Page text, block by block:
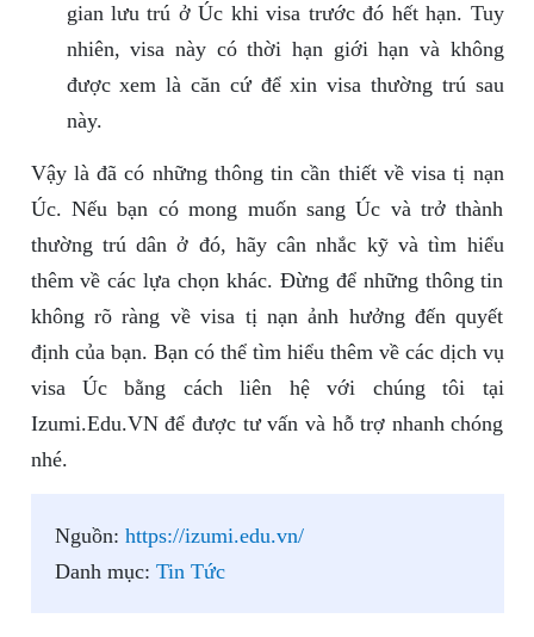
gian lưu trú ở Úc khi visa trước đó hết hạn. Tuy
nhiên, visa này có thời hạn giới hạn và không
được xem là căn cứ để xin visa thường trú sau
này.
Vậy là đã có những thông tin cần thiết về visa tị nạn
Úc. Nếu bạn có mong muốn sang Úc và trở thành
thường trú dân ở đó, hãy cân nhắc kỹ và tìm hiểu
thêm về các lựa chọn khác. Đừng để những thông tin
không rõ ràng về visa tị nạn ảnh hưởng đến quyết
định của bạn. Bạn có thể tìm hiểu thêm về các dịch vụ
visa Úc bằng cách liên hệ với chúng tôi tại
Izumi.Edu.VN để được tư vấn và hỗ trợ nhanh chóng
nhé.
Nguồn: https://izumi.edu.vn/
Danh mục: Tin Tức